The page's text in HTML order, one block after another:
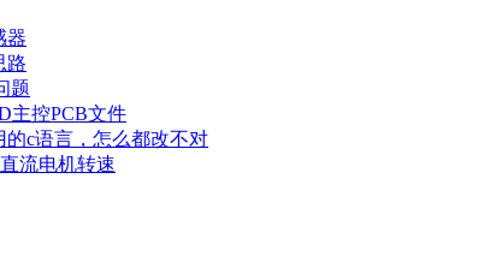
器
路
题
主控PCB文件
c语言，怎么都改不对
流电机转速